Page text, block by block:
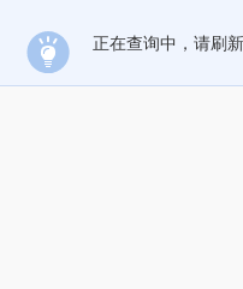
正在查询中，请刷